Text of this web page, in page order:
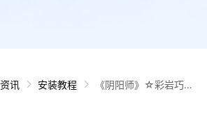
讯 安装教程
《阴阳师》☆彩岩巧绘